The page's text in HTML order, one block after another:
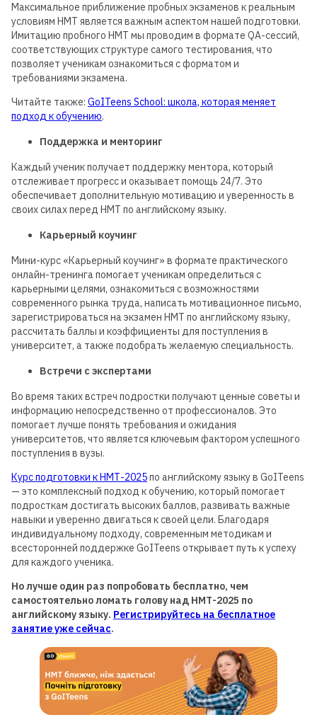
Максимальное приближение пробных экзаменов к реальным
условиям НМТ является важным аспектом нашей подготовки.
Имитацию пробного НМТ мы проводим в формате QA-сессий,
соответствующих структуре самого тестирования, что
позволяет ученикам ознакомиться с форматом и
требованиями экзамена.
Читайте также: GoITeens School: школа, которая меняет
подход к обучению.
Поддержка и менторинг
Каждый ученик получает поддержку ментора, который
отслеживает прогресс и оказывает помощь 24/7. Это
обеспечивает дополнительную мотивацию и уверенность в
своих силах перед НМТ по английскому языку.
Карьерный коучинг
Мини-курс «Карьерный коучинг» в формате практического
онлайн-тренинга помогает ученикам определиться с
карьерными целями, ознакомиться с возможностями
современного рынка труда, написать мотивационное письмо,
зарегистрироваться на экзамен НМТ по английскому языку,
рассчитать баллы и коэффициенты для поступления в
университет, а также подобрать желаемую специальность.
Встречи с экспертами
Во время таких встреч подростки получают ценные советы и
информацию непосредственно от профессионалов. Это
помогает лучше понять требования и ожидания
университетов, что является ключевым фактором успешного
поступления в вузы.
Курс подготовки к НМТ-2025по английскому языку в GoITeens
— это комплексный подход к обучению, который помогает
подросткам достигать высоких баллов, развивать важные
навыки и уверенно двигаться к своей цели. Благодаря
индивидуальному подходу, современным методикам и
всесторонней поддержке GoITeens открывает путь к успеху
для каждого ученика.
Но лучше один раз попробовать бесплатно, чем
самостоятельно ломать голову над НМТ-2025 по
английскому языку. Регистрируйтесь на бесплатное
занятие уже сейчас.